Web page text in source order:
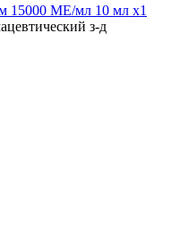
15000 МЕ/мл 10 мл x1
з-д